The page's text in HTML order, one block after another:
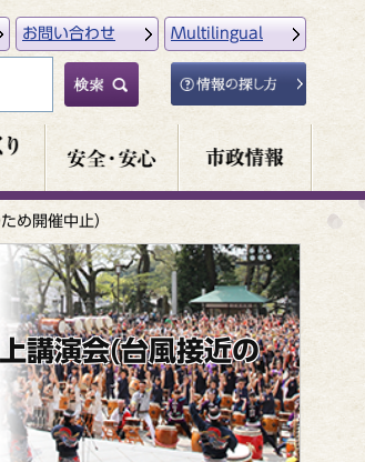
お問い合わせ Multilingual
め開催中止）
講演会(台風接近の